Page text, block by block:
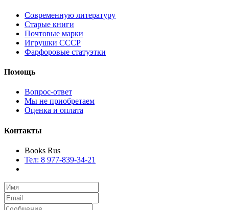
Современную литературу
Старые книги
Почтовые марки
Игрушки СССР
Фарфоровые статуэтки
Помощь
Вопрос-ответ
Мы не приобретаем
Оценка и оплата
Контакты
Books Rus
Тел: 8 977-839-34-21